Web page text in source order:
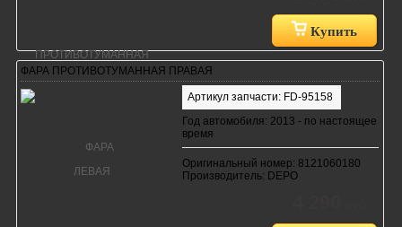
Купить
ФАРА ПРОТИВОТУМАННАЯ ПРАВАЯ
Артикул запчасти: FD-95158
Год автомобиля: 2013 - по настоящее
время
Оригинальный номер: 8121060180
Производитель: DEPO